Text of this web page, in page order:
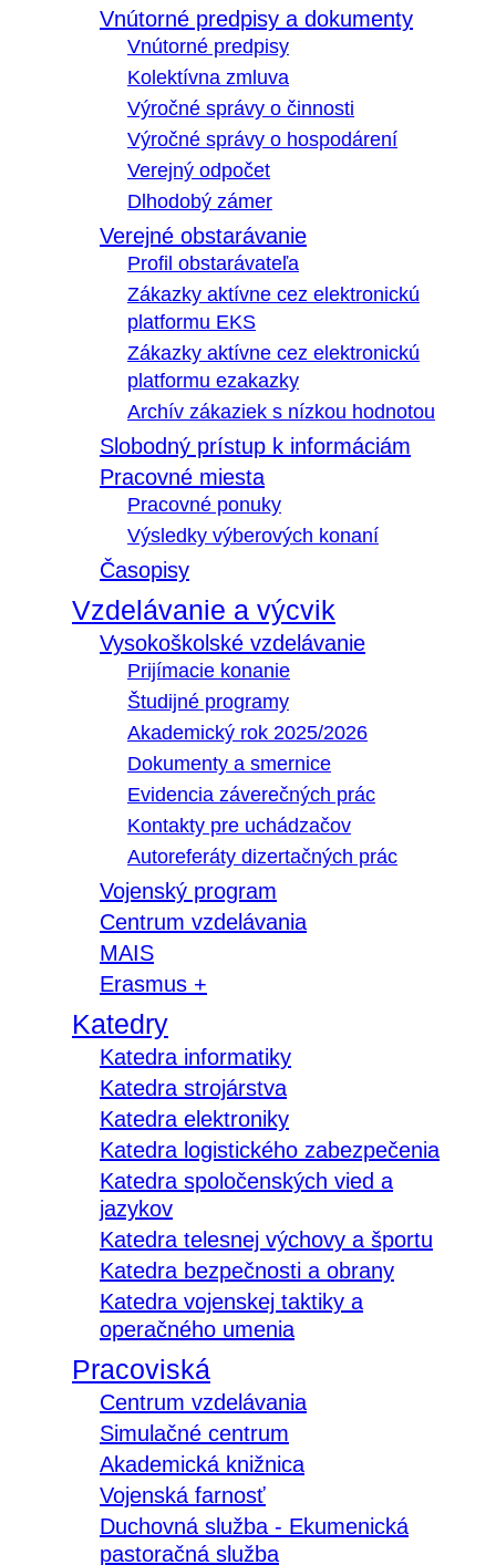
Vnútorné predpisy a dokumenty
Vnútorné predpisy
Kolektívna zmluva
Výročné správy o činnosti
Výročné správy o hospodárení
Verejný odpočet
Dlhodobý zámer
Verejné obstarávanie
Profil obstarávateľa
Zákazky aktívne cez elektronickú
platformu EKS
Zákazky aktívne cez elektronickú
platformu ezakazky
Archív zákaziek s nízkou hodnotou
Slobodný prístup k informáciám
Pracovné miesta
Pracovné ponuky
Výsledky výberových konaní
Časopisy
Vzdelávanie a výcvik
Vysokoškolské vzdelávanie
Prijímacie konanie
Študijné programy
Akademický rok 2025/2026
Dokumenty a smernice
Evidencia záverečných prác
Kontakty pre uchádzačov
Autoreferáty dizertačných prác
Vojenský program
Centrum vzdelávania
MAIS
Erasmus +
Katedry
Katedra informatiky
Katedra strojárstva
Katedra elektroniky
Katedra logistického zabezpečenia
Katedra spoločenských vied a
jazykov
Katedra telesnej výchovy a športu
Katedra bezpečnosti a obrany
Katedra vojenskej taktiky a
operačného umenia
Pracoviská
Centrum vzdelávania
Simulačné centrum
Akademická knižnica
Vojenská farnosť
Duchovná služba - Ekumenická
pastoračná služba